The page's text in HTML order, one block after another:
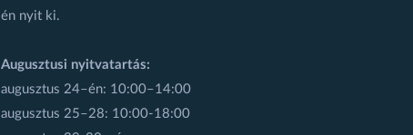
én nyit ki.
Augusztusi nyitvatartás:
augusztus 24–én: 10:00–14:00
augusztus 25–28: 10:00-18:00